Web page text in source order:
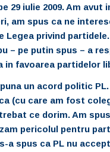
29 iulie 2009. Am
am spus ca ne
privind
– pe putin spus – a
favoarea partidelor
un acord politic
(cu care am fost
ce dorim. Am
pericolul pentru
a spus ca PL nu